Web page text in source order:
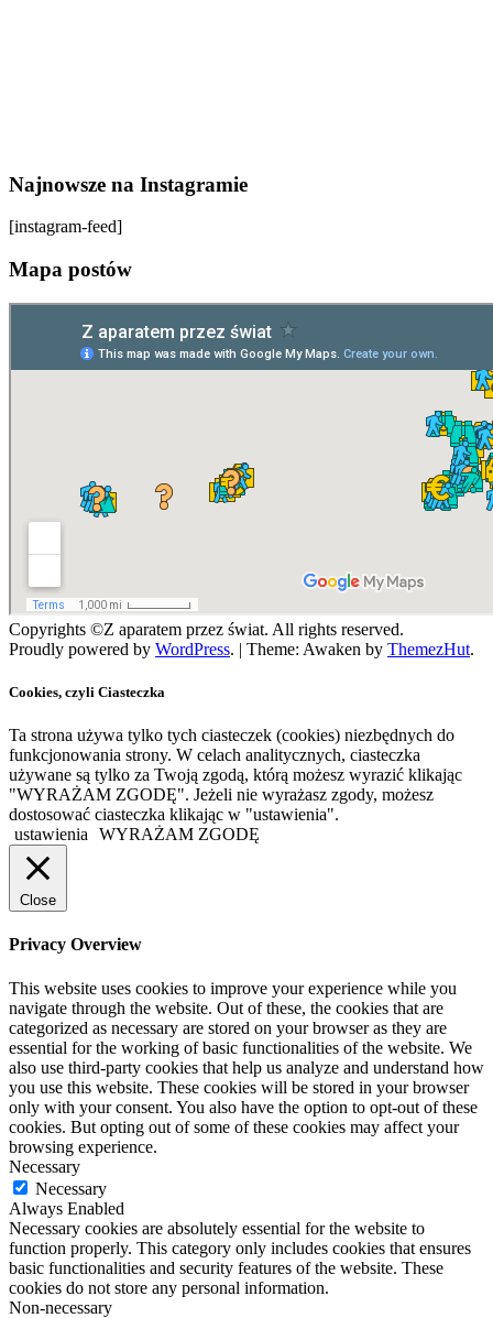
Najnowsze na Instagramie
[instagram-feed]
Mapa postów
Copyrights ©Z aparatem przez świat. All rights reserved.
Proudly powered by WordPress. | Theme: Awaken by ThemezHut.
Cookies, czyli Ciasteczka
Ta strona używa tylko tych ciasteczek (cookies) niezbędnych do
funkcjonowania strony. W celach analitycznych, ciasteczka
używane są tylko za Twoją zgodą, którą możesz wyrazić klikając
"WYRAŻAM ZGODĘ". Jeżeli nie wyrażasz zgody, możesz
dostosować ciasteczka klikając w "ustawienia".
ustawienia
WYRAŻAM ZGODĘ
Close
Privacy Overview
This website uses cookies to improve your experience while you
navigate through the website. Out of these, the cookies that are
categorized as necessary are stored on your browser as they are
essential for the working of basic functionalities of the website. We
also use third-party cookies that help us analyze and understand how
you use this website. These cookies will be stored in your browser
only with your consent. You also have the option to opt-out of these
cookies. But opting out of some of these cookies may affect your
browsing experience.
Necessary
Necessary
Always Enabled
Necessary cookies are absolutely essential for the website to
function properly. This category only includes cookies that ensures
basic functionalities and security features of the website. These
cookies do not store any personal information.
Non-necessary